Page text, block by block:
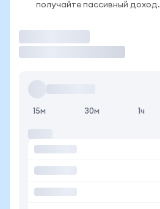
получайте пассивный доход.
15м 30м 1ч